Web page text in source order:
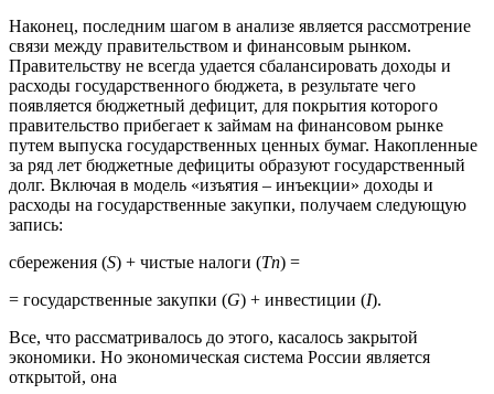
Наконец, последним шагом в анализе является рассмотрение
связи между правительством и финансовым рынком.
Правительству не всегда удается сбалансировать доходы и
расходы государственного бюджета, в результате чего
появляется бюджетный дефицит, для покрытия которого
правительство прибегает к займам на финансовом рынке
путем выпуска государственных ценных бумаг. Накопленные
за ряд лет бюджетные дефициты образуют государственный
долг. Включая в модель «изъятия – инъекции» доходы и
расходы на государственные закупки, получаем следующую
запись:
сбережения (S) + чистые налоги (Тп) =
= государственные закупки (G) + инвестиции (I).
Все, что рассматривалось до этого, касалось закрытой
экономики. Но экономическая система России является
открытой, она